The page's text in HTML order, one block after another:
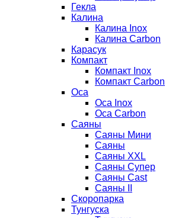
Гекла
Калина
Калина Inox
Калина Carbon
Карасук
Компакт
Компакт Inox
Компакт Carbon
Оса
Оса Inox
Оса Carbon
Саяны
Саяны Мини
Саяны
Саяны XXL
Саяны Супер
Саяны Cast
Саяны II
Скоропарка
Тунгуска